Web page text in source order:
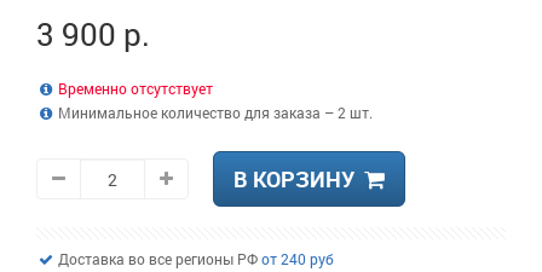
3 900 р.
Временно отсутствует
Минимальное количество для заказа – 2 шт.
В КОРЗИНУ
Доставка во все регионы РФот 240 руб